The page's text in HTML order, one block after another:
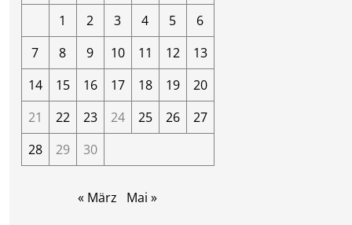
1
2 3 4 5
6
7
8 9 10 11 12
13
14
15 16 17 18 19
20
21
22 23 24 25 26
27
28
29 30
« März Mai »